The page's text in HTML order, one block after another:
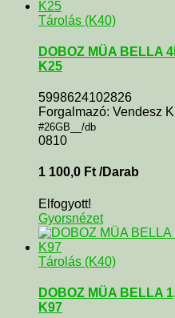
Tárolás (K40)
DOBOZ MÜA BELLA
K25
5998624102826
Forgalmazó: Vendesz
#26GB__/db
0810
1 100,0 Ft /Darab
Elfogyott!
Gyorsnézet
Tárolás (K40)
DOBOZ MÜA BELLA
K97